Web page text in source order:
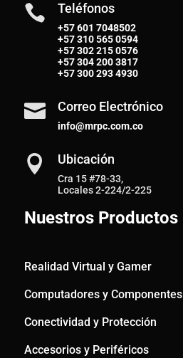
 Teléfonos
+57 601 7048502
+57310 565 0594
+57302 215 0576
+57304 200 3817
+57300 293 4930
 Correo Electrónico
info@mrpc.com.co
 Ubicación
Cra 15 #78-33,
Locales 2-224/2-225
Nuestros Productos
Realidad Virtual y Gamer
Computadores y Componentes
Conectividad y Protección
Accesorios y Periféricos